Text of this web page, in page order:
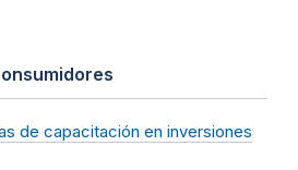
de capacitación en inversiones